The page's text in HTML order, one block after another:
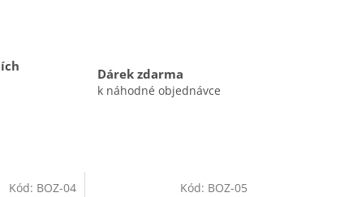
Dárek zdarma
k náhodné objednávce
Kód: BOZ-04 Kód: BOZ-05